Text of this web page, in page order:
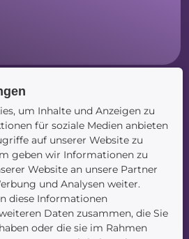
um Inhalte und Anzeigen zu
für soziale Medien anbieten
auf unserer Website zu
geben wir Informationen zu
Website an unsere Partner
und Analysen weiter.
diese Informationen
Daten zusammen, die Sie
oder die sie im Rahmen